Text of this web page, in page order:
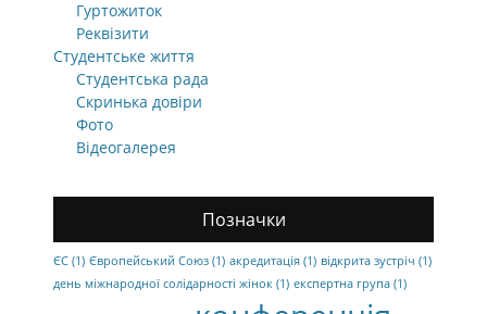
Гуртожиток
Реквізити
Студентське життя
Студентська рада
Скринька довіри
Фото
Відеогалерея
Позначки
ЄС (1) Європейський Союз (1) акредитація (1) відкрита зустріч (1)
день міжнародної солідарності жінок (1) експертна група (1)